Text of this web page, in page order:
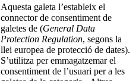
Aquesta galeta l’estableix el
connector de consentiment de
galetes de (General Data
Protection Regulation, segons la
llei europea de protecció de dates).
S’utilitza per emmagatzemar el
consentiment de l’usuari per a les